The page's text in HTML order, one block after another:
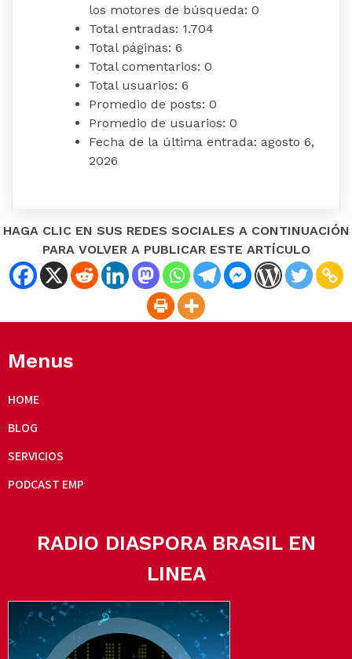
los motores de búsqueda: 0
Total entradas: 1.704
Total páginas: 6
Total comentarios: 0
Total usuarios: 6
Promedio de posts: 0
Promedio de usuarios: 0
Fecha de la última entrada: agosto 6,
2026
HAGA CLIC EN SUS REDES SOCIALES A CONTINUACIÓN
PARA VOLVER A PUBLICAR ESTE ARTÍCULO
Menus
HOME
BLOG
SERVICIOS
PODCAST EMP
RADIO DIASPORA BRASIL EN
LINEA